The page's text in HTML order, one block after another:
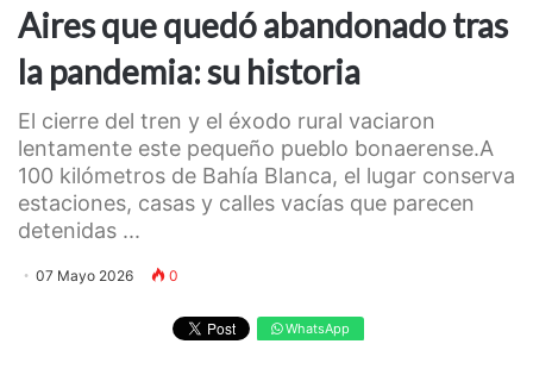
Aires que quedó abandonado tras
la pandemia: su historia
El cierre del tren y el éxodo rural vaciaron
lentamente este pequeño pueblo bonaerense.A
100 kilómetros de Bahía Blanca, el lugar conserva
estaciones, casas y calles vacías que parecen
detenidas ...
07 Mayo 2026 0
WhatsApp